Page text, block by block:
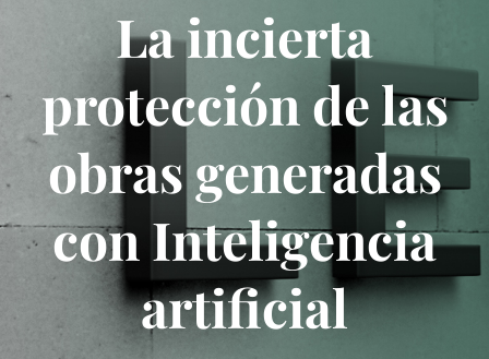
La incierta
protección de las
obras generadas
con Inteligencia
artificial